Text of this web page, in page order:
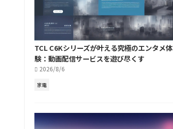
TCL C6Kシリーズが叶える究極のエンタメ体
験：動画配信サービスを遊び尽くす
2026/8/6
家電